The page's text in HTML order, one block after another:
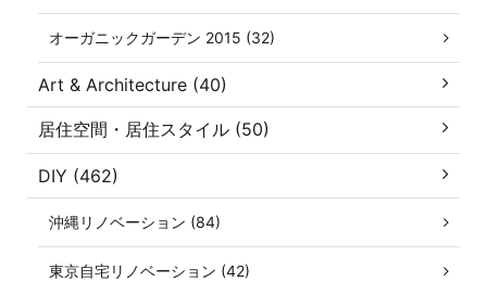
オーガニックガーデン 2015 (32)
Art & Architecture (40)
居住空間・居住スタイル (50)
DIY (462)
沖縄リノベーション (84)
東京自宅リノベーション (42)